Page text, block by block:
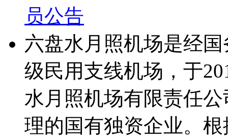
员公告
六盘水月照机场是经
级民用支线机场，于
水月照机场有限责任
理的国有独资企业。